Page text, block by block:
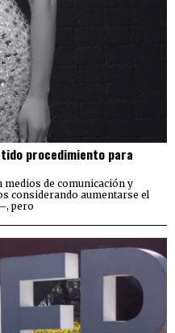
procedimiento para
medios de comunicación y
considerando aumentarse el
pero